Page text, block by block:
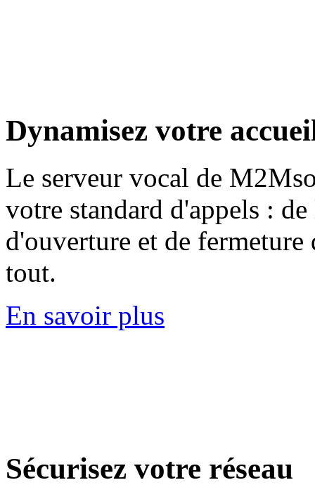
Dynamisez votre
Le serveur vocal de
votre standard d'appels :
d'ouverture et de
tout.
En savoir plus
Sécurisez votre réseau